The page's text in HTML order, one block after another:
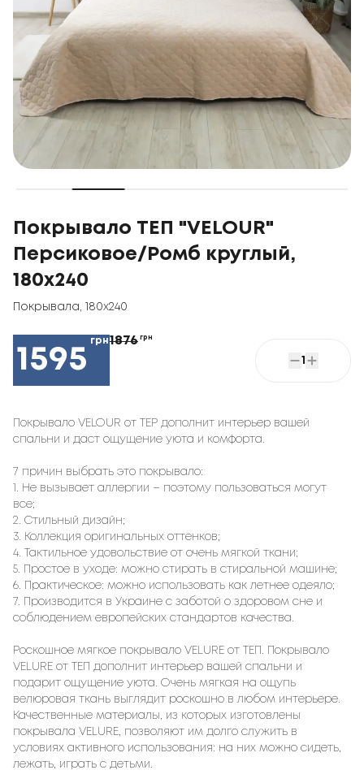
Покрывало ТЕП "VELOUR"
Персиковое/Ромб круглый,
180x240
Покрывала 180x240
1595
грн1876 грн
1
Покрывало VELOUR от TEP дополнит интерьер вашей
спальни и даст ощущение уюта и комфорта.
7 причин выбрать это покрывало:
1. Не вызывает аллергии – поэтому пользоваться могут
все;
2. Стильный дизайн;
3. Коллекция оригинальных оттенков;
4. Тактильное удовольствие от очень мягкой ткани;
5. Простое в уходе: можно стирать в стиральной машине;
6. Практическое: можно использовать как летнее одеяло;
7. Производится в Украине с заботой о здоровом сне и
соблюдением европейских стандартов качества.
Роскошное мягкое покрывало VELURE от ТЕП. Покрывало
VELURE от ТЕП дополнит интерьер вашей спальни и
подарит ощущение уюта. Очень мягкая на ощупь
велюровая ткань выглядит роскошно в любом интерьере.
Качественные материалы, из которых изготовлены
покрывала VELURE, позволяют им долго служить в
условиях активного использования: на них можно сидеть,
лежать, играть с детьми.